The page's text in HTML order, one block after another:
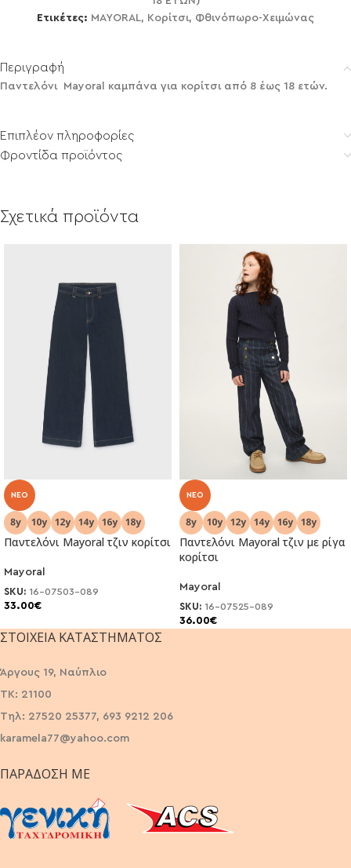
Ετικέτες: MAYORAL, Κορίτσι, Φθινόπωρο-Χειμώνας
Περιγραφή
Παντελόνι Mayoral καμπάνα για κορίτσι από 8 έως 18 ετών.
Επιπλέον πληροφορίες
Φροντίδα προϊόντος
Σχετικά προϊόντα
NEO
Παντελόνι Μayoral τζιν κορίτσι
Mayoral
SKU: 16-07503-089
33.00€
NEO
Παντελόνι Μayoral τζιν με ρίγα
κορίτσι
Mayoral
SKU: 16-07525-089
36.00€
ΣΤΟΙΧΕΊΑ ΚΑΤΑΣΤΉΜΑΤΟΣ
Άργους 19, Ναύπλιο
ΤΚ: 21100
Τηλ: 27520 25377, 693 9212 206
karamela77@yahoo.com
ΠΑΡΆΔΟΣΗ ΜΕ